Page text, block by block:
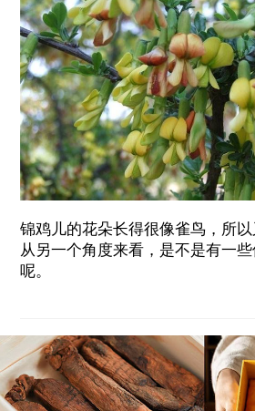
锦鸡儿的花朵长得很像雀鸟，所
从另一个角度来看，是不是有一
呢。